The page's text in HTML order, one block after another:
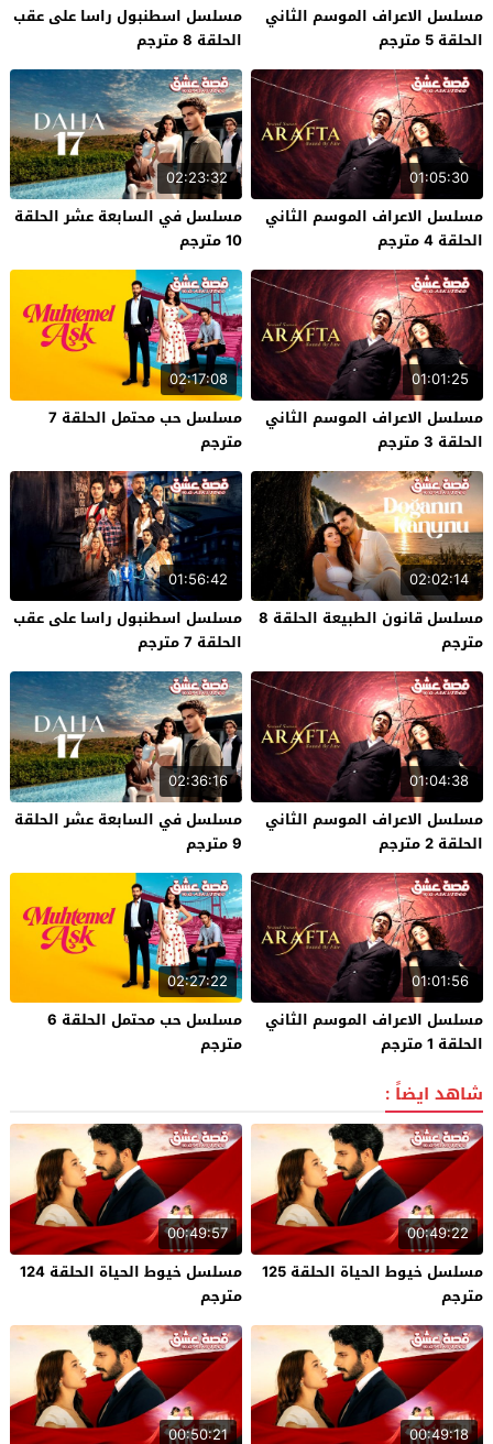
مسلسل الاعراف الموسم الثاني
الحلقة 5 مترجم
مسلسل اسطنبول راسا على عقب
الحلقة 8 مترجم
01:05:30
مسلسل الاعراف الموسم الثاني
الحلقة 4 مترجم
02:23:32
مسلسل في السابعة عشر الحلقة
10 مترجم
01:01:25
مسلسل الاعراف الموسم الثاني
الحلقة 3 مترجم
02:17:08
مسلسل حب محتمل الحلقة 7
مترجم
02:02:14
مسلسل قانون الطبيعة الحلقة 8
مترجم
01:56:42
مسلسل اسطنبول راسا على عقب
الحلقة 7 مترجم
01:04:38
مسلسل الاعراف الموسم الثاني
الحلقة 2 مترجم
02:36:16
مسلسل في السابعة عشر الحلقة
9 مترجم
01:01:56
مسلسل الاعراف الموسم الثاني
الحلقة 1 مترجم
02:27:22
مسلسل حب محتمل الحلقة 6
مترجم
شاهد ايضاً :
00:49:22
مسلسل خيوط الحياة الحلقة 125
مترجم
00:49:57
مسلسل خيوط الحياة الحلقة 124
مترجم
00:49:18
00:50:21